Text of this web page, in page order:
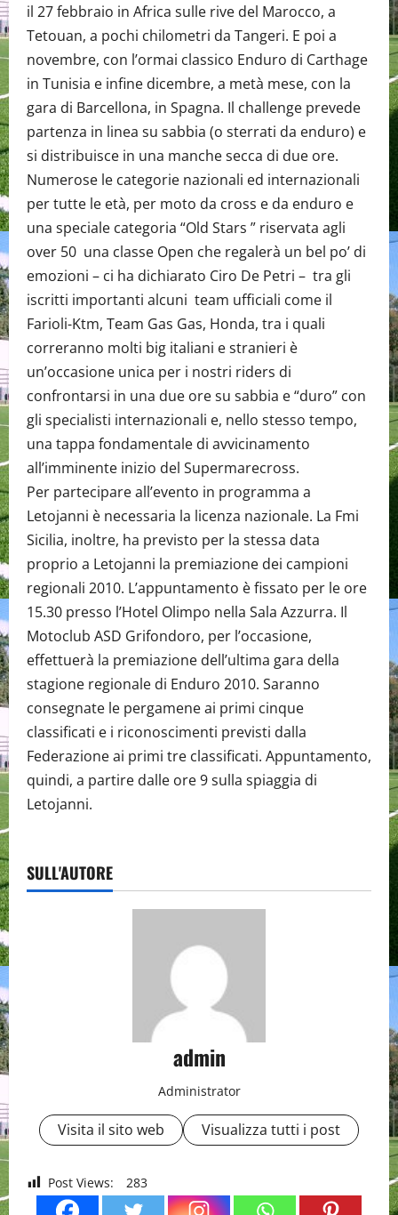
il 27 febbraio in Africa sulle rive del Marocco, a
Tetouan, a pochi chilometri da Tangeri. E poi a
novembre, con l’ormai classico Enduro di Carthage
in Tunisia e infine dicembre, a metà mese, con la
gara di Barcellona, in Spagna. Il challenge prevede
partenza in linea su sabbia (o sterrati da enduro) e
si distribuisce in una manche secca di due ore.
Numerose le categorie nazionali ed internazionali
per tutte le età, per moto da cross e da enduro e
una speciale categoria “Old Stars ” riservata agli
over 50 una classe Open che regalerà un bel po’ di
emozioni – ci ha dichiarato Ciro De Petri – tra gli
iscritti importanti alcuni team ufficiali come il
Farioli-Ktm, Team Gas Gas, Honda, tra i quali
correranno molti big italiani e stranieri è
un’occasione unica per i nostri riders di
confrontarsi in una due ore su sabbia e “duro” con
gli specialisti internazionali e, nello stesso tempo,
una tappa fondamentale di avvicinamento
all’imminente inizio del Supermarecross.
Per partecipare all’evento in programma a
Letojanni è necessaria la licenza nazionale. La Fmi
Sicilia, inoltre, ha previsto per la stessa data
proprio a Letojanni la premiazione dei campioni
regionali 2010. L’appuntamento è fissato per le ore
15.30 presso l’Hotel Olimpo nella Sala Azzurra. Il
Motoclub ASD Grifondoro, per l’occasione,
effettuerà la premiazione dell’ultima gara della
stagione regionale di Enduro 2010. Saranno
consegnate le pergamene ai primi cinque
classificati e i riconoscimenti previsti dalla
Federazione ai primi tre classificati. Appuntamento,
quindi, a partire dalle ore 9 sulla spiaggia di
Letojanni.
SULL'AUTORE
admin
Administrator
Visita il sito web Visualizza tutti i post
Post Views: 283